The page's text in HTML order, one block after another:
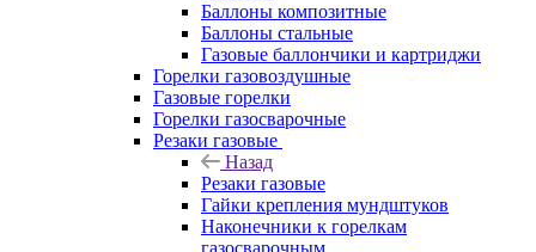
Баллоны композитные
Баллоны стальные
Газовые баллончики и картриджи
Горелки газовоздушные
Газовые горелки
Горелки газосварочные
Резаки газовые
Назад
Резаки газовые
Гайки крепления мундштуков
Наконечники к горелкам
газосварочным